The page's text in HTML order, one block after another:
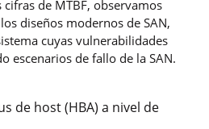
cifras de MTBF, observamos
diseños modernos de SAN,
cuyas vulnerabilidades
escenarios de fallo de la SAN.
de host (HBA) a nivel de